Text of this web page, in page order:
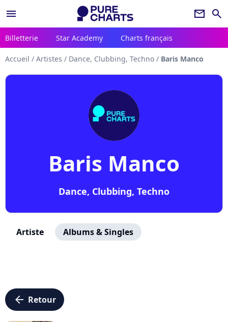
menu newsletter search
Billetterie Star Academy Charts français
Accueil / Artistes / Dance, Clubbing, Techno / Baris Manco
Baris Manco
Dance, Clubbing, Techno
Artiste Albums & Singles
arrow_left Retour